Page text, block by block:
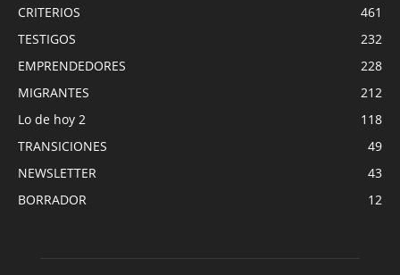
CRITERIOS
461
TESTIGOS
232
EMPRENDEDORES
228
MIGRANTES
212
Lo de hoy 2
118
TRANSICIONES
49
NEWSLETTER
43
BORRADOR
12